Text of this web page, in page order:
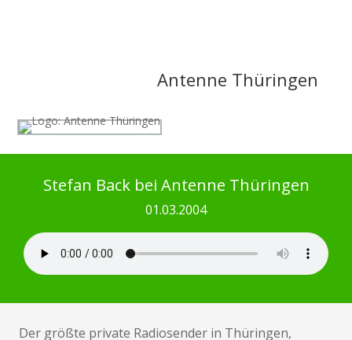
Antenne Thüringen
Stefan Back bei Antenne Thüringen
01.03.2004
Der größte private Radiosender in Thüringen,